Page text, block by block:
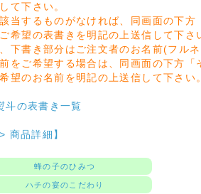
て下さい。
当するものがなければ、同画面の下方
希望の表書きを明記の上送信して下さ
下書き部分はご注文者のお名前(フル
をご希望する場合は、同画面の下方「
望のお名前を明記の上送信して下さい。
斗の表書き一覧
商品詳細】
蜂の子のひみつ
ハチの宴のこだわり